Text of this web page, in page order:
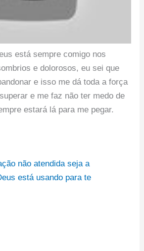
está sempre comigo nos
e dolorosos, eu sei que
e isso me dá toda a força
e me faz não ter medo de
estará lá para me pegar.
não atendida seja a
está usando para te